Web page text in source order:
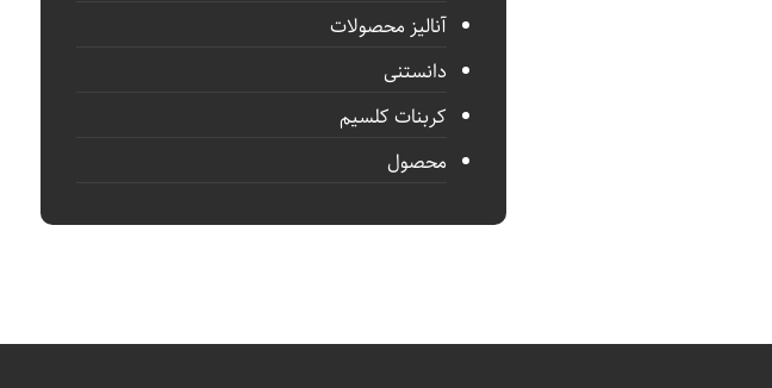
آنالیز محصولات
دانستنی
کربنات کلسیم
محصول